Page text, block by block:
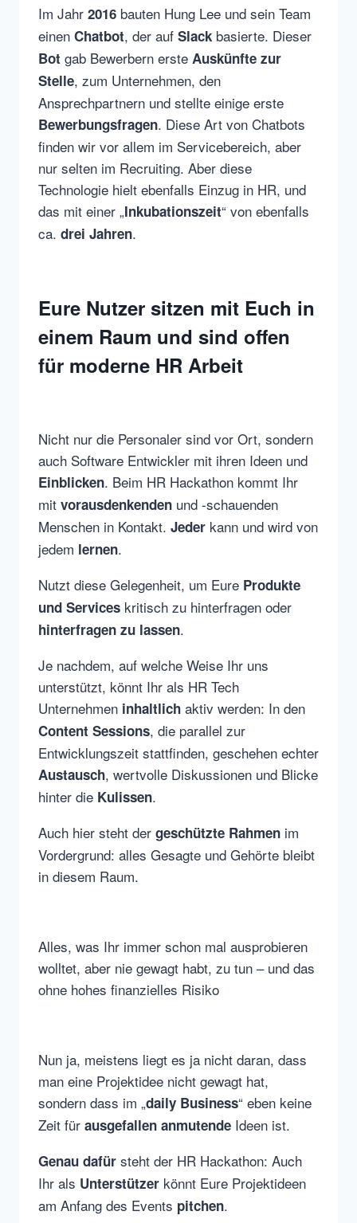
Im Jahr 2016 bauten Hung Lee und sein Team
einen Chatbot, der auf Slack basierte. Dieser
Bot gab Bewerbern erste Auskünfte zur
Stelle, zum Unternehmen, den
Ansprechpartnern und stellte einige erste
Bewerbungsfragen. Diese Art von Chatbots
finden wir vor allem im Servicebereich, aber
nur selten im Recruiting. Aber diese
Technologie hielt ebenfalls Einzug in HR, und
das mit einer „Inkubationszeit“ von ebenfalls
ca. drei Jahren.
Eure Nutzer sitzen mit Euch in
einem Raum und sind offen
für moderne HR Arbeit
Nicht nur die Personaler sind vor Ort, sondern
auch Software Entwickler mit ihren Ideen und
Einblicken. Beim HR Hackathon kommt Ihr
mit vorausdenkenden und -schauenden
Menschen in Kontakt. Jeder kann und wird von
jedem lernen.
Nutzt diese Gelegenheit, um Eure Produkte
und Services kritisch zu hinterfragen oder
hinterfragen zu lassen.
Je nachdem, auf welche Weise Ihr uns
unterstützt, könnt Ihr als HR Tech
Unternehmen inhaltlich aktiv werden: In den
Content Sessions, die parallel zur
Entwicklungszeit stattfinden, geschehen echter
Austausch, wertvolle Diskussionen und Blicke
hinter die Kulissen.
Auch hier steht der geschützte Rahmen im
Vordergrund: alles Gesagte und Gehörte bleibt
in diesem Raum.
Alles, was Ihr immer schon mal ausprobieren
wolltet, aber nie gewagt habt, zu tun – und das
ohne hohes finanzielles Risiko
Nun ja, meistens liegt es ja nicht daran, dass
man eine Projektidee nicht gewagt hat,
sondern dass im „daily Business“ eben keine
Zeit für ausgefallen anmutende Ideen ist.
Genau dafür steht der HR Hackathon: Auch
Ihr als Unterstützer könnt Eure Projektideen
am Anfang des Events pitchen.